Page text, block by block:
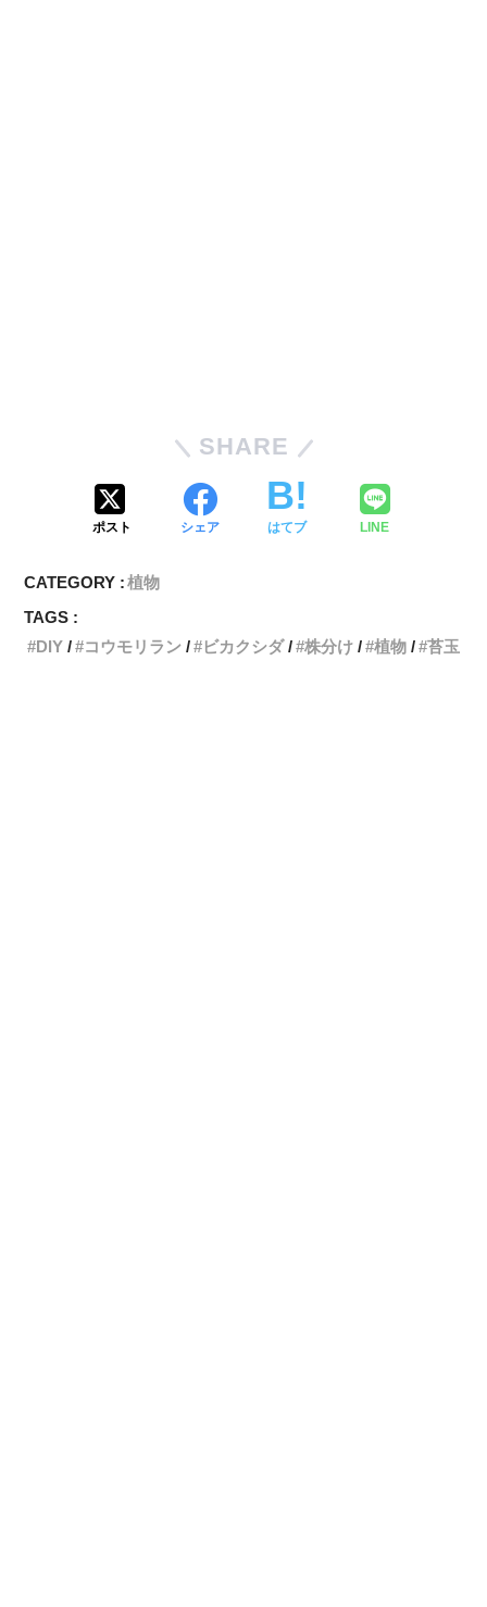
SHARE
ポスト シェア はてブ LINE
CATEGORY :植物
TAGS :
DIY
コウモリラン ビカクシダ 株分け 植物 苔玉